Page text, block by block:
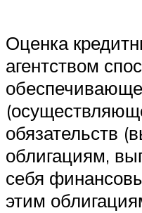
Оценка
агентством
обязательств
облигациям,
себя
этим